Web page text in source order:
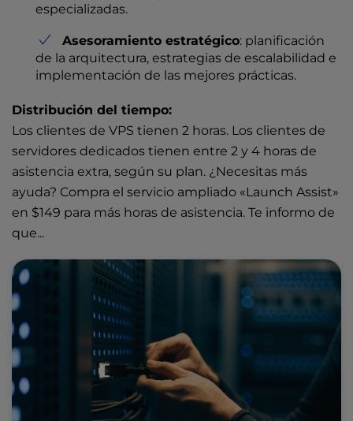
especializadas.
Asesoramiento estratégico: planificación
de la arquitectura, estrategias de escalabilidad e
implementación de las mejores prácticas.
Distribución del tiempo:
Los clientes de VPS tienen 2 horas. Los clientes de
servidores dedicados tienen entre 2 y 4 horas de
asistencia extra, según su plan. ¿Necesitas más
ayuda? Compra el servicio ampliado «Launch Assist»
en $149 para más horas de asistencia. Te informo de
que...